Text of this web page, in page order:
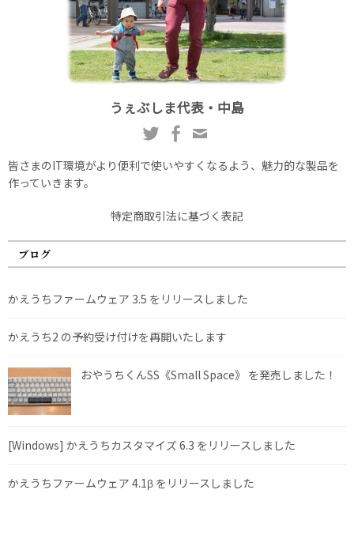
うぇぶしま代表・中島
皆さまのIT環境がより便利で使いやすくなるよう、魅力的な製品を
作っていきます。
特定商取引法に基づく表記
ブログ
かえうちファームウェア 3.5 をリリースしました
かえうち2 の予約受け付けを再開いたします
おやうちくんSS《Small Space》 を発売しました！
[Windows] かえうちカスタマイズ 6.3 をリリースしました
かえうちファームウェア 4.1β をリリースしました